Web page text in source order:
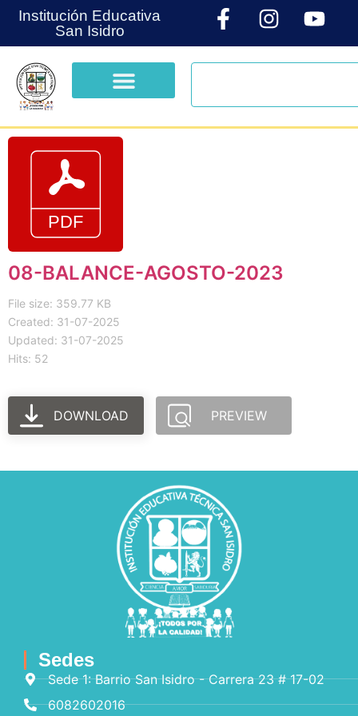
Institución Educativa
San Isidro
08-BALANCE-AGOSTO-2023
File size: 359.77 KB
Created: 31-07-2025
Updated: 31-07-2025
Hits: 52
DOWNLOAD PREVIEW
Sedes
Sede 1: Barrio San Isidro - Carrera 23 # 17-02
6082602016